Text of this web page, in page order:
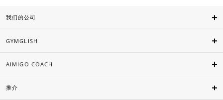
我们的公司
GYMGLISH
AIMIGO COACH
推介